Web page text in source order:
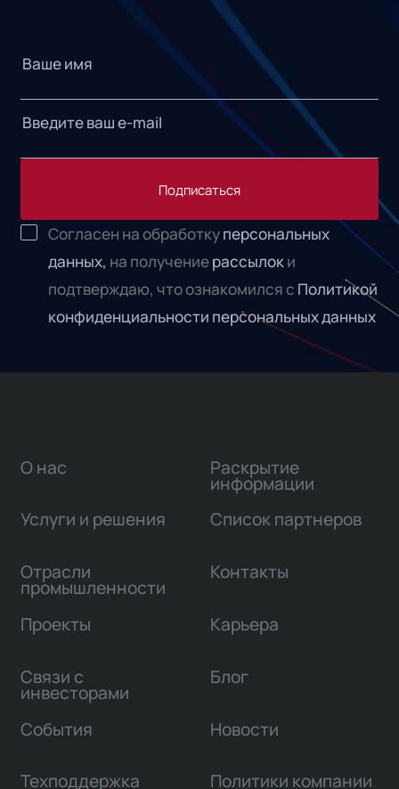
Подписаться
Согласен на обработкуперсональных
данных, на получениерассылоки
подтверждаю, что ознакомился с Политикой
конфиденциальности персональных данных
О нас
Услуги и решения
Отрасли
промышленности
Проекты
Связи с
инвесторами
Раскрытие
информации
Список партнеров
Контакты
Карьера
Блог
События Новости
Техподдержка Политики компании